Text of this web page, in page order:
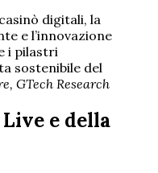
digitali, la
e l’innovazione
i pilastri
sostenibile del
GTech Research
e della